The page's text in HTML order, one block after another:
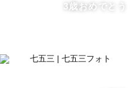
3歳おめでとう